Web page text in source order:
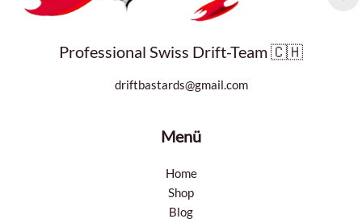
Professional Swiss Drift-Team 🇨🇭
driftbastards@gmail.com
Menü
Home
Shop
Blog